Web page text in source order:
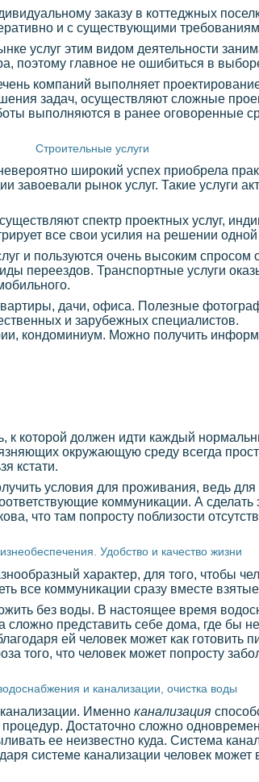
заказу в коттеджных
и с существующими
услуг этим видом деятельности
поэтому главное не ошибиться в
компаний выполняет
задач, осуществляют сложные
выполняются в ранее оговоренные
Строительные услуги
широкий успех приобрела
завоевали рынок услуг. Такие услуги
спектр проектных услуг,
все свои усилия на решении
и пользуются очень высоким спросом
переездов. Транспортные услуги
дачи, офиса. Полезные
и зарубежных специалистов.
кондоминиум. Можно получить
к которой должен идти каждый
окружающую среду всегда
кстати.
условия для проживания, ведь для
коммуникации. А сделать
что там попросту поблизости
Удобство и качество жизни
характер, для того, чтобы
все коммуникации сразу вместе
без воды. В настоящее время
сложно представить себе дома, где бы
ей человек может как готовить
того, что человек может попросту
и канализации, очистка воды
Именно канализация
Достаточно сложно
ее неизвестно куда. Система
системе канализации человек